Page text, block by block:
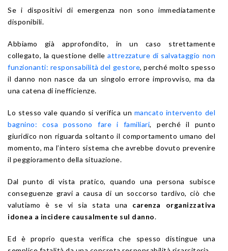
Se i dispositivi di emergenza non sono immediatamente
disponibili.
Abbiamo già approfondito, in un caso strettamente
collegato, la questione delleattrezzature di salvataggio non
funzionanti: responsabilità del gestore, perché molto spesso
il danno non nasce da un singolo errore improvviso, ma da
una catena di inefficienze.
Lo stesso vale quando si verifica un mancato intervento del
bagnino: cosa possono fare i familiari, perché il punto
giuridico non riguarda soltanto il comportamento umano del
momento, ma l’intero sistema che avrebbe dovuto prevenire
il peggioramento della situazione.
Dal punto di vista pratico, quando una persona subisce
conseguenze gravi a causa di un soccorso tardivo, ciò che
valutiamo è se vi sia stata una carenza organizzativa
idonea a incidere causalmente sul danno.
Ed è proprio questa verifica che spesso distingue una